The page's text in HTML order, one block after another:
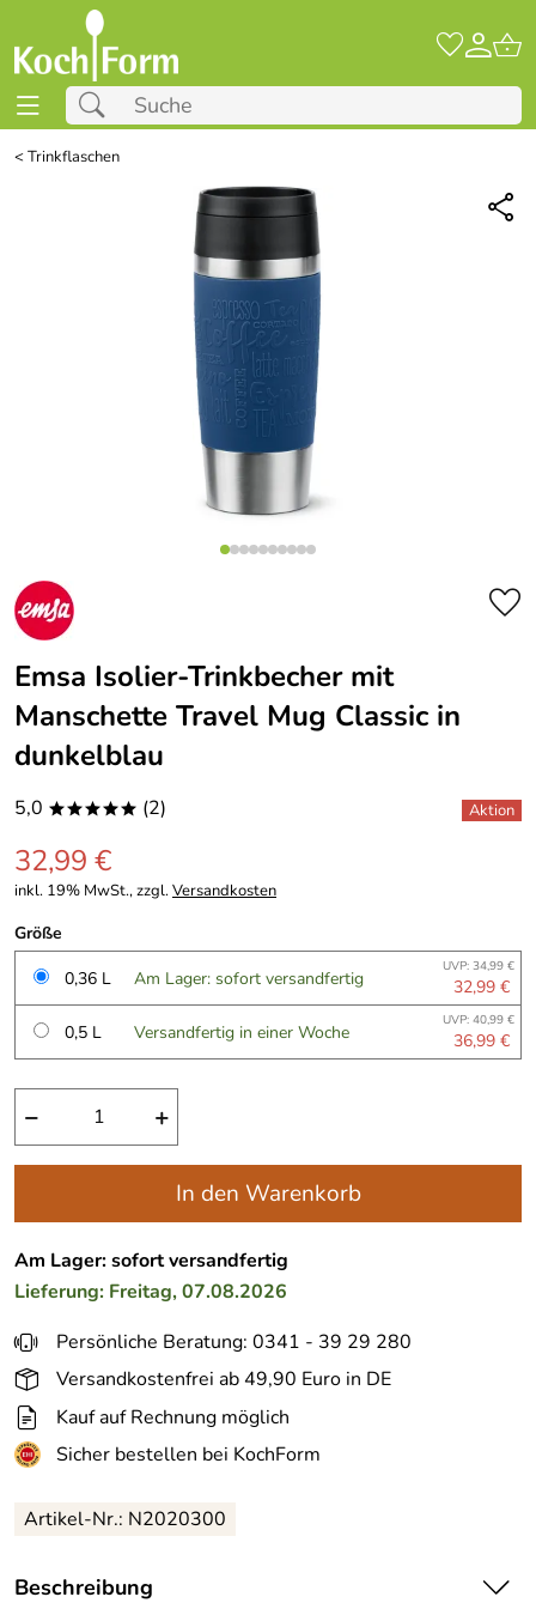
<Trinkflaschen
Emsa Isolier-Trinkbecher mit
Manschette Travel Mug Classic in
dunkelblau
5,0 ***** (2)
32,99 €
inkl. 19% MwSt., zzgl.Versandkosten
Größe
0,36 L
Am Lager: sofort versandfertig UVP: 34,99 €
32,99 €
0,5 L
Versandfertig in einer Woche UVP: 40,99 €
36,99 €
− +
In den Warenkorb
Am Lager: sofort versandfertig
Lieferung: Freitag, 07.08.2026
Persönliche Beratung: 0341 - 39 29 280
Versandkostenfrei ab 49,90 Euro in DE
Kauf auf Rechnung möglich
Sicher bestellen bei KochForm
Artikel-Nr.: N2020300
Beschreibung